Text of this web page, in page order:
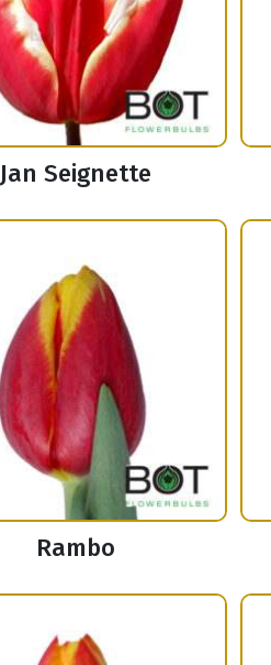
Jan Seignette
Rambo